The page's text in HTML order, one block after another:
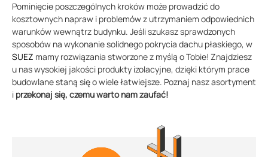
Pominięcie poszczególnych kroków może prowadzić do
kosztownych napraw i problemów z utrzymaniem odpowiednich
warunków wewnątrz budynku. Jeśli szukasz sprawdzonych
sposobów na wykonanie solidnego pokrycia dachu płaskiego, w
SUEZ mamy rozwiązania stworzone z myślą o Tobie! Znajdziesz
u nas wysokiej jakości produkty izolacyjne, dzięki którym prace
budowlane staną się o wiele łatwiejsze. Poznaj nasz asortyment
i przekonaj się, czemu warto nam zaufać!